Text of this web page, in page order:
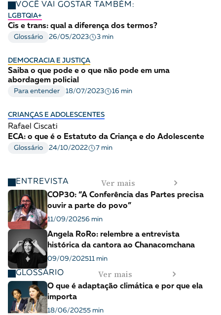
VOCÊ VAI GOSTAR TAMBÉM:
LGBTQIA+
Cis e trans: qual a diferença dos termos?
Glossário 26/05/2023 3 min
DEMOCRACIA E JUSTIÇA
Saiba o que pode e o que não pode em uma
abordagem policial
Para entender 18/07/2023 16 min
CRIANÇAS E ADOLESCENTES
Rafael Ciscati
ECA: o que é o Estatuto da Criança e do Adolescente
Glossário 24/10/2022 7 min
ENTREVISTA Ver mais
COP30: “A Conferência das Partes precisa
ouvir a parte do povo”
11/09/20256 min
Angela RoRo: relembre a entrevista
histórica da cantora ao Chanacomchana
09/09/202511 min
GLOSSÁRIO Ver mais
O que é adaptação climática e por que ela
importa
18/06/20255 min